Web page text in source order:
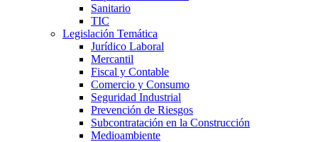
Sanitario
TIC
Legislación Temática
Jurídico Laboral
Mercantil
Fiscal y Contable
Comercio y Consumo
Seguridad Industrial
Prevención de Riesgos
Subcontratación en la Construcción
Medioambiente